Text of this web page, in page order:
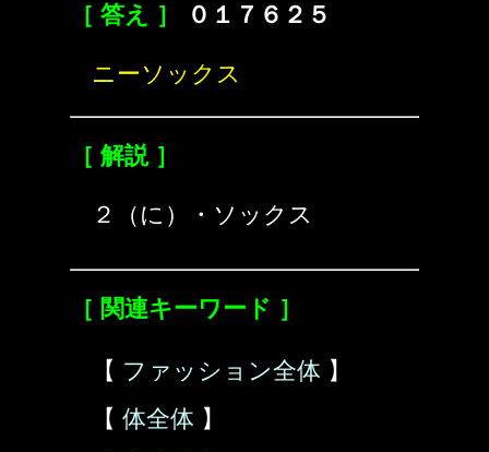
［ 答え ］ ０１７６２５
ニーソックス
［ 解説 ］
２（に）・ソックス
［ 関連キーワード ］
【 ファッション全体 】
【 体全体 】